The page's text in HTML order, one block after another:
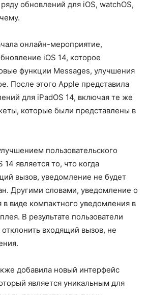
обновлений для iOS, watchOS,
онлайн-мероприятие,
iOS 14, которое
функции Messages, улучшения
После этого Apple представила
для iPadOS 14, включая те же
которые были представлены в
пользовательского
14 является то, что когда
вызов, уведомление не будет
Другими словами, уведомление о
в виде компактного уведомления в
В результате пользователи
входящий вызов, не
добавила новый интерфейс
является уникальным для